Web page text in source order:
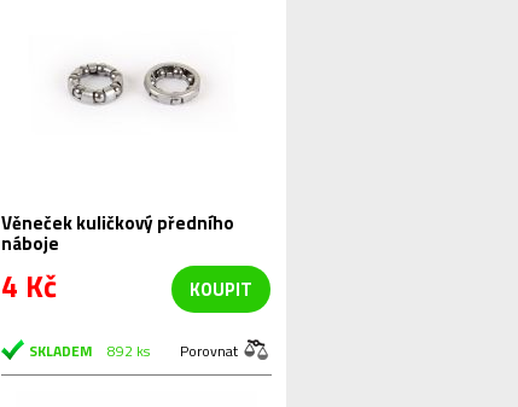
Věneček kuličkový předního
náboje
4 Kč KOUPIT
SKLADEM 892 ks Porovnat